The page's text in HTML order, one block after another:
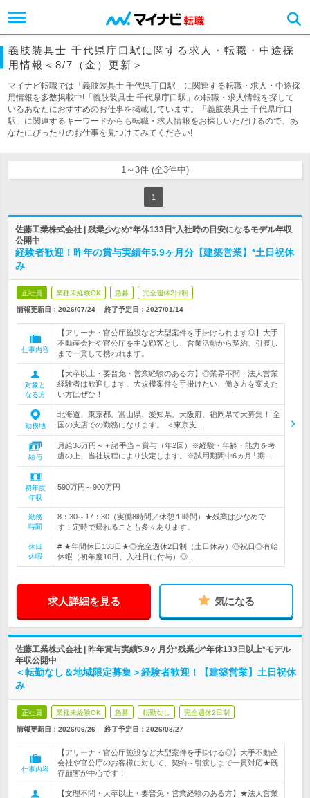
義肢装具士 千代県庁口駅に関する求人・転職・中途採
用情報＜8/7（金）更新＞
マイナビ転職では「義肢装具士 千代県庁口駅」に関連する転職・求人・中途採
用情報を多数掲載中!「義肢装具士 千代県庁口駅」の転職・求人情報を探して
いるあなたにおすすめのお仕事を掲載しています。「義肢装具士 千代県庁口
駅」に関連するキーワードからも転職・求人情報をお探しいただけるので、あ
なたにぴったりのお仕事を見つけてみてください!
1～3件 (全3件中)
1
佐藤工業株式会社 | 残業少なめ*年休133日*入社時の目安になるモデル年収
公開中
経験者歓迎！昨年の賞与実績年5.9ヶ月分【建築営業】*土日祝休
み
正社員 業種未経験OK 急募 完全週休2日制
情報更新日：2026/07/24 終了予定日： 2027/01/14
仕事内容
【アリーナ・官公庁施設など大型案件を手掛けられます◎】大手
不動産会社や官公庁を主な顧客とし、営業活動から契約、引渡し
まで一貫して携われます。
対象と
なる方
【大卒以上・要普免・営業経験のある方】◎業界不問・法人営業
経験者は歓迎します。大規模案件を手掛けたい、働き方を変えた
い方はぜひ！
勤務地
北海道、東京都、富山県、愛知県、大阪府、福岡県で大募集！ 全
国の支店での勤務になります。 ＜東京支…
給与
月給36万円～＋諸手当＋賞与（年2回）※経験・年齢・能力を考
慮の上、当社規程により決定します。※試用期間中6ヵ月└期…
初年度
年収
590万円～900万円
勤務
時間
8：30～17：30（実働8時間／休憩１時間）★残業は少なめで
す！定時で帰れることも多々あります。
休日
休暇
# ★年間休日133日★◎完全週休2日制（土日休み）◎祝日◎有給
休暇（初年度10日、入社日に付与）◎…
求人詳細を見る 気になる
佐藤工業株式会社 | 昨年賞与実績5.9ヶ月分*残業少*年休133日以上*モデル
年収公開中
＜転勤なし＆地域限定募集＞経験者歓迎！【建築営業】土日祝休
み
正社員 業種未経験OK 急募 転勤なし 完全週休2日制
情報更新日：2026/06/26 終了予定日： 2026/08/27
仕事内容
【アリーナ・官公庁施設など大型案件を手掛ける◎】大手不動産
会社や官公庁のお客様に対して、契約～引渡しまで一貫対応★既
存顧客が中心です！
【文理不問・大卒以上・要普免・営業経験のある方】★法人営業